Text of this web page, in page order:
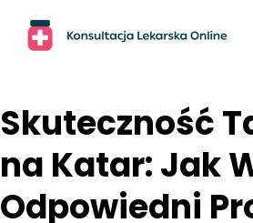
content
Skuteczność
na Katar: Jak
Odpowiedni